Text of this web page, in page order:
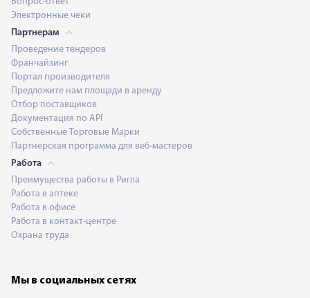
Электронные чеки
Партнерам
Проведение тендеров
Франчайзинг
Портал производителя
Предложите нам площади в аренду
Отбор поставщиков
Документация по API
Собственные Торговые Марки
Партнерская программа для веб-мастеров
Работа
Преимущества работы в Ригла
Работа в аптеке
Работа в офисе
Работа в контакт-центре
Охрана труда
Мы в социальных сетях